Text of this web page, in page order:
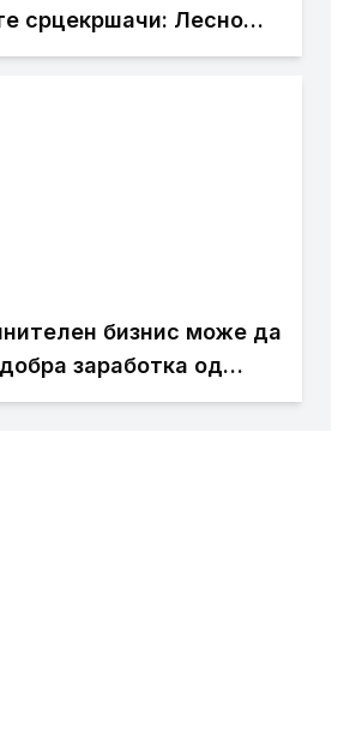
срцекршачи: Лесно
внимание, но тешко
бизнис може да
заработка од
треба голема почетна